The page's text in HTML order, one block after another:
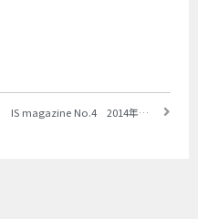
IS magazine No.4 2014年7月